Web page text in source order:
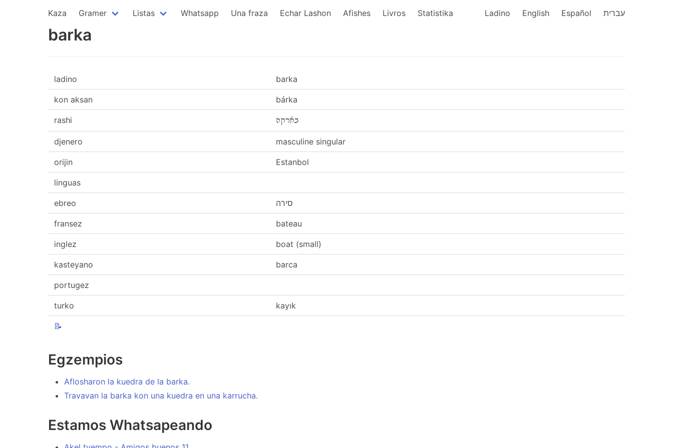
Kaza Gramer Listas Whatsapp Una fraza Echar Lashon Afishes Livros Statistika Ladino English Español עברית
barka
ladino barka
kon aksan bárka
rashi בארקה
djenero masculine singular
orijin Estanbol
linguas
ebreo סירה
fransez bateau
inglez boat (small)
kasteyano barca
portugez
turko kayık
📝
Egzempios
Aflosharon la kuedra de la barka.
Travavan la barka kon una kuedra en una karrucha.
Estamos Whatsapeando